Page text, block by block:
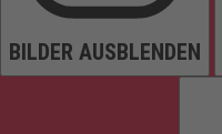
BILDER AUSBLENDEN